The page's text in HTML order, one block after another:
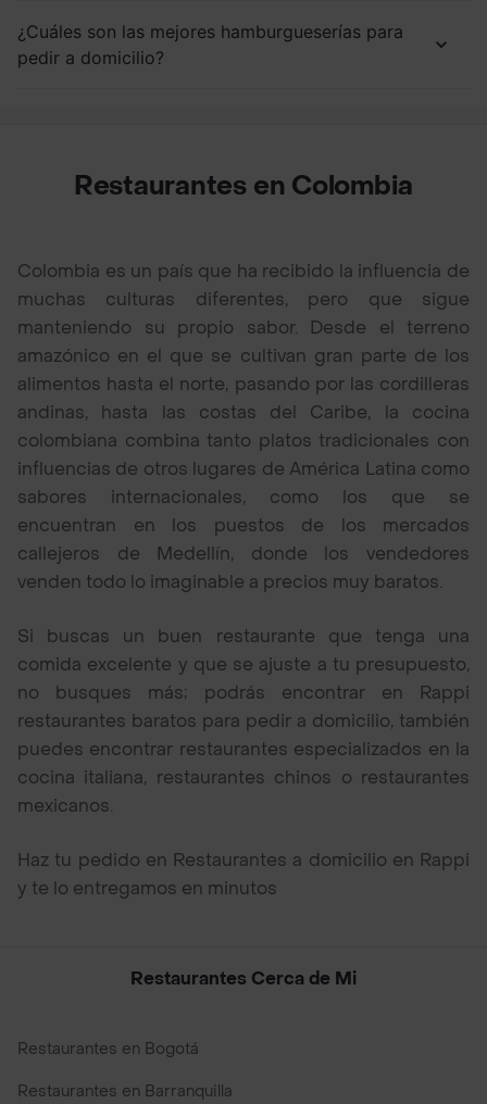
¿Cuáles son las mejores hamburgueserías para
pedir a domicilio?
Restaurantes en Colombia
Colombia es un país que ha recibido la influencia de
muchas culturas diferentes, pero que sigue
manteniendo su propio sabor. Desde el terreno
amazónico en el que se cultivan gran parte de los
alimentos hasta el norte, pasando por las cordilleras
andinas, hasta las costas del Caribe, la cocina
colombiana combina tanto platos tradicionales con
influencias de otros lugares de América Latina como
sabores internacionales, como los que se
encuentran en los puestos de los mercados
callejeros de Medellín, donde los vendedores
venden todo lo imaginable a precios muy baratos.
Si buscas un buen restaurante que tenga una
comida excelente y que se ajuste a tu presupuesto,
no busques más; podrás encontrar en Rappi
restaurantes baratos para pedir a domicilio, también
puedes encontrar restaurantes especializados en la
cocina italiana, restaurantes chinos o restaurantes
mexicanos.
Haz tu pedido en Restaurantes a domicilio en Rappi
y te lo entregamos en minutos
Restaurantes Cerca de Mi
Restaurantes en Bogotá
Restaurantes en Barranquilla